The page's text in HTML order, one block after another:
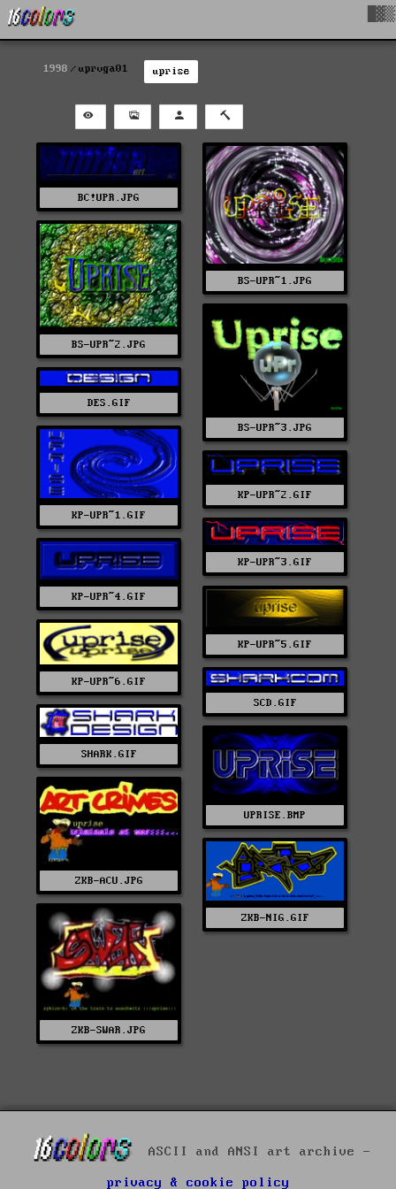
1998 uprvga01 uprise
BC!UPR.JPG
BS-UPR~1.JPG
BS-UPR~2.JPG
BS-UPR~3.JPG
DES.GIF
KP-UPR~1.GIF
KP-UPR~2.GIF
KP-UPR~3.GIF
KP-UPR~4.GIF
KP-UPR~5.GIF
KP-UPR~6.GIF
SCD.GIF
SHARK.GIF
UPRISE.BMP
ZKB-ACU.JPG
ZKB-NIG.GIF
ZKB-SWAR.JPG
ASCII and ANSI art archive -
privacy & cookie policy